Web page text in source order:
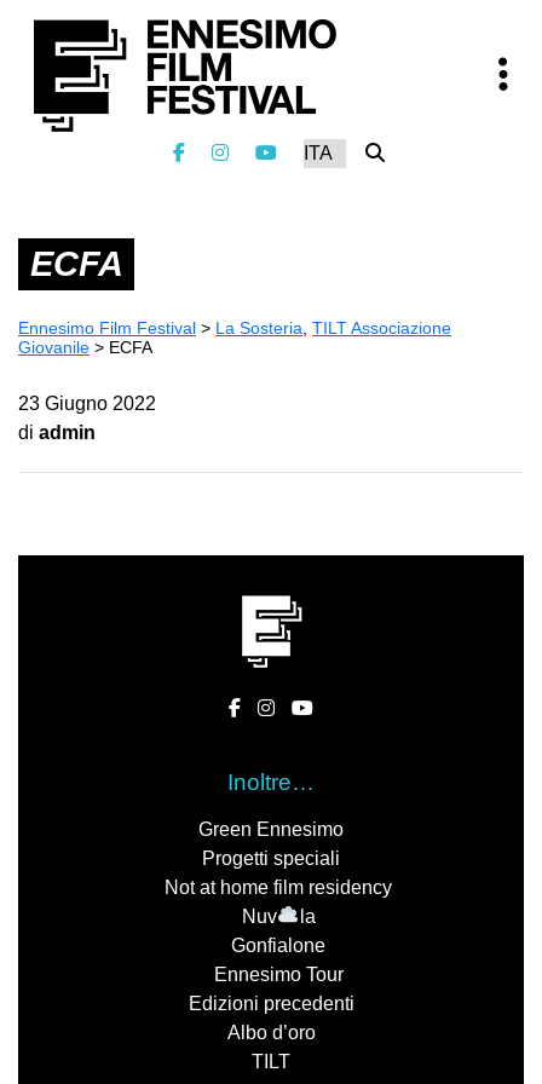
ECFA
Ennesimo Film Festival > La Sosteria, TILT Associazione
Giovanile > ECFA
23 Giugno 2022
di admin
Inoltre…
Green Ennesimo
Progetti speciali
Not at home film residency
Nuv
la
Gonfialone
Ennesimo Tour
Edizioni precedenti
Albo d’oro
TILT